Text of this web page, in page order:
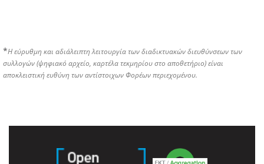
*Η εύρυθμη και αδιάλειπτη λειτουργία των διαδικτυακών διευθύνσεων των
συλλογών (ψηφιακό αρχείο, καρτέλα τεκμηρίου στο αποθετήριο) είναι
αποκλειστική ευθύνη των αντίστοιχων Φορέων περιεχομένου.